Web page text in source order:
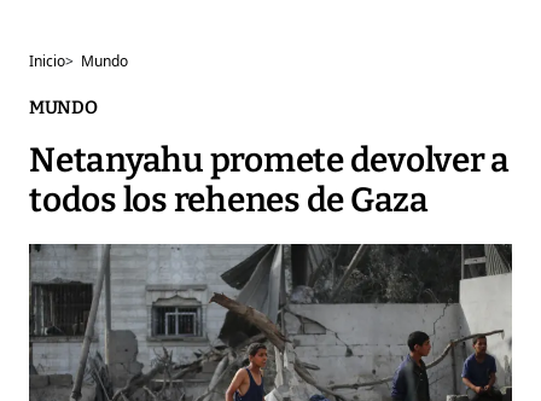
Inicio> Mundo
MUNDO
Netanyahu promete devolver a
todos los rehenes de Gaza